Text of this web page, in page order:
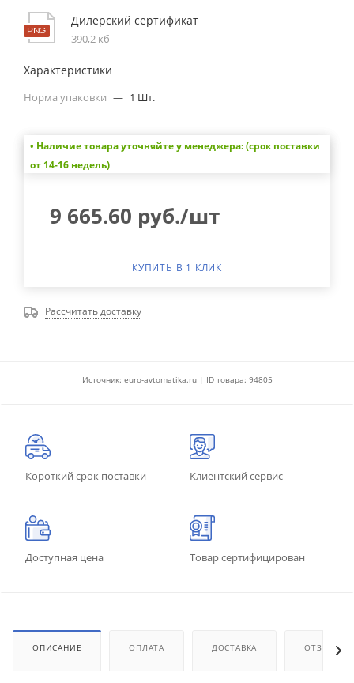
Дилерский сертификат
390,2 кб
Характеристики
Норма упаковки — 1 Шт.
• Наличие товара уточняйте у менеджера: (срок поставки
от 14-16 недель)
9 665.60 руб./шт
КУПИТЬ В 1 КЛИК
Рассчитать доставку
Источник: euro-avtomatika.ru | ID товара: 94805
Короткий срок поставки Клиентский сервис
Доступная цена Товар сертифицирован
ОПИСАНИЕ ОПЛАТА ДОСТАВКА ОТЗЫВЫ